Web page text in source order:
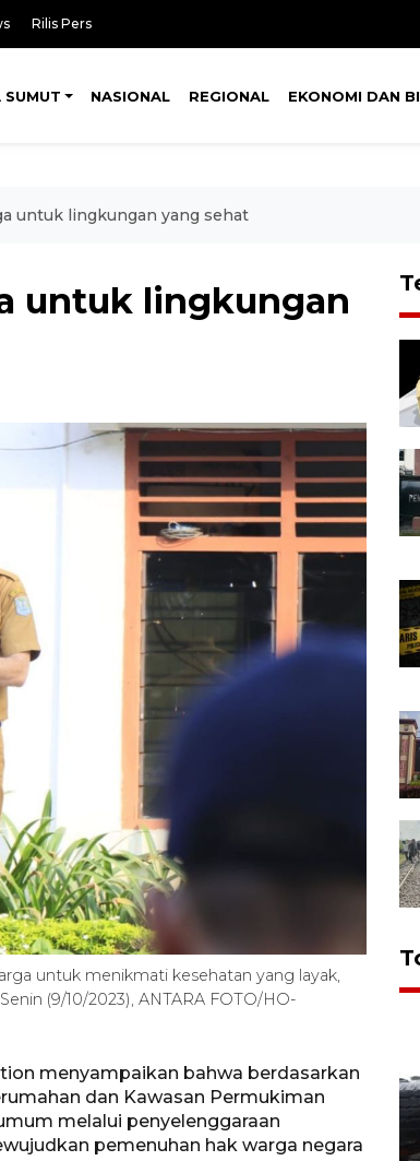
Rilis Pers
SUMUT NASIONAL REGIONAL EKONOMI DAN
untuk lingkungan yang sehat
untuk lingkungan
untuk menikmati kesehatan yang layak,
(9/10/2023), ANTARA FOTO/HO-
menyampaikan bahwa berdasarkan
dan Kawasan Permukiman
melalui penyelenggaraan
pemenuhan hak warga negara